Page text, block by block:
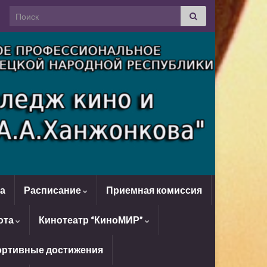
Search for:
Расписание Приемная комиссия
Кинотеатр “КиноМИР”
достижения